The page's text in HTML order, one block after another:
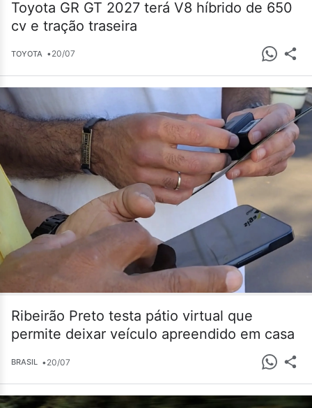
Toyota GR GT 2027 terá V8 híbrido de 650
cv e tração traseira
TOYOTA •20/07
Ribeirão Preto testa pátio virtual que
permite deixar veículo apreendido em casa
BRASIL •20/07